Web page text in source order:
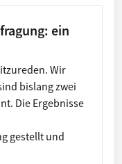
ein
Wir
bislang zwei
Die Ergebnisse
gestellt und
ein.